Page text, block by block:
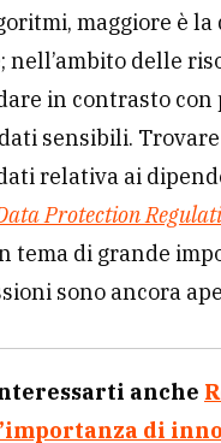
maggiore è
delle
in contrasto
sensibili.
relativa ai
Protection
tema di grande
sono ancora
anche
di